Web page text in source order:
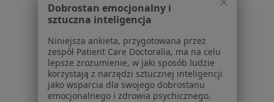
Lekarze
Pytania i odpowiedzi
Usługi i zabiegi
Choroby
Pomoc
Dobrostan emocjonalny i
sztuczna inteligencja
Niniejsza ankieta, przygotowana przez
zespół Patient Care Doctoralia, ma na celu
lepsze zrozumienie, w jaki sposób ludzie
korzystają z narzędzi sztucznej inteligencji
jako wsparcia dla swojego dobrostanu
emocjonalnego i zdrowia psychicznego.